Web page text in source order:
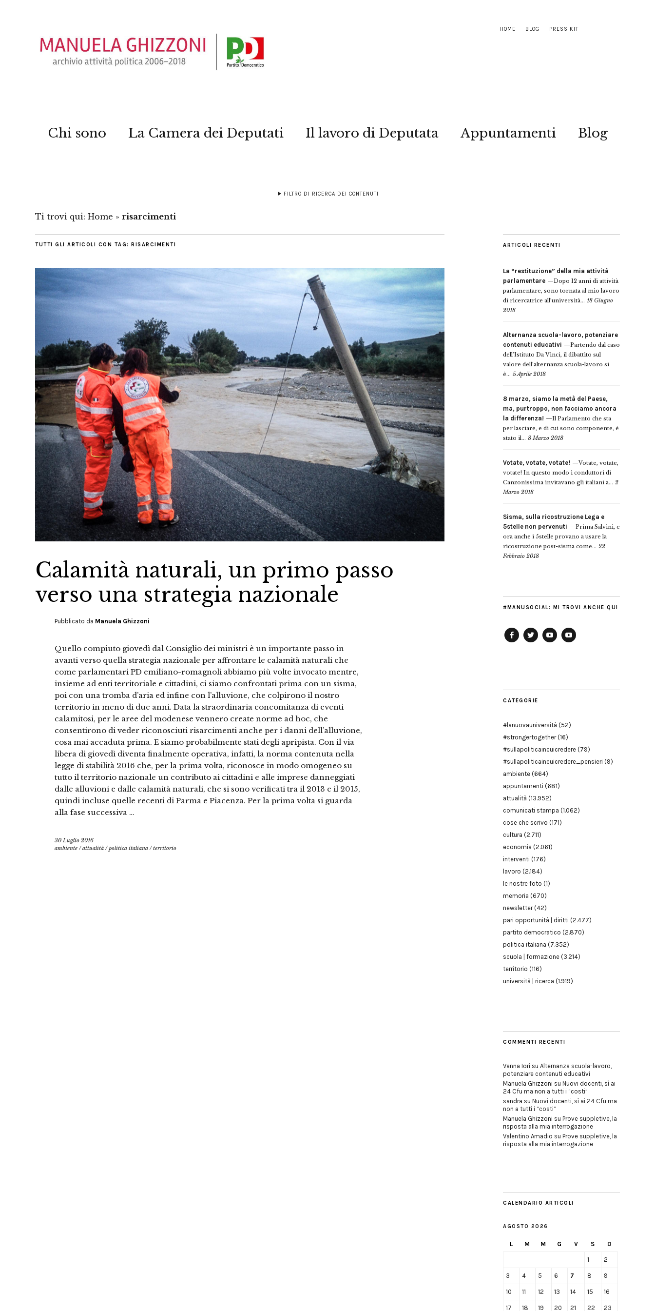
HOME BLOG PRESS KIT
Chi sono La Camera dei Deputati Il lavoro di Deputata Appuntamenti Blog
FILTRO DI RICERCA DEI CONTENUTI
Ti trovi qui: Home » risarcimenti
TUTTI GLI ARTICOLI CON TAG: RISARCIMENTI
Calamità naturali, un primo passo
verso una strategia nazionale
Pubblicato da Manuela Ghizzoni
Quello compiuto giovedì dal Consiglio dei ministri è un importante passo in
avanti verso quella strategia nazionale per affrontare le calamità naturali che
come parlamentari PD emiliano-romagnoli abbiamo più volte invocato mentre,
insieme ad enti territoriale e cittadini, ci siamo confrontati prima con un sisma,
poi con una tromba d’aria ed infine con l’alluvione, che colpirono il nostro
territorio in meno di due anni. Data la straordinaria concomitanza di eventi
calamitosi, per le aree del modenese vennero create norme ad hoc, che
consentirono di veder riconosciuti risarcimenti anche per i danni dell’alluvione,
cosa mai accaduta prima. E siamo probabilmente stati degli apripista. Con il via
libera di giovedì diventa finalmente operativa, infatti, la norma contenuta nella
legge di stabilità 2016 che, per la prima volta, riconosce in modo omogeneo su
tutto il territorio nazionale un contributo ai cittadini e alle imprese danneggiati
dalle alluvioni e dalle calamità naturali, che si sono verificati tra il 2013 e il 2015,
quindi incluse quelle recenti di Parma e Piacenza. Per la prima volta si guarda
alla fase successiva …
30 Luglio 2016
ambiente /attualità /politica italiana /territorio
ARTICOLI RECENTI
La “restituzione” della mia attività
parlamentare
Dopo 12 anni di attività
parlamentare, sono tornata al mio lavoro
di ricercatrice all’università... 18 Giugno
2018
Alternanza scuola-lavoro, potenziare
contenuti educativi
Partendo dal caso
dell’Istituto Da Vinci, il dibattito sul
valore dell’alternanza scuola-lavoro si
è... 5 Aprile 2018
8 marzo, siamo la metà del Paese,
ma, purtroppo, non facciamo ancora
la differenza!
Il Parlamento che sta
per lasciare, e di cui sono componente, è
stato il... 8 Marzo 2018
Votate, votate, votate!
Votate, votate,
votate! In questo modo i conduttori di
Canzonissima invitavano gli italiani a... 2
Marzo 2018
Sisma, sulla ricostruzione Lega e
5stelle non pervenuti
Prima Salvini, e
ora anche i 5stelle provano a usare la
ricostruzione post-sisma come... 22
Febbraio 2018
#MANUSOCIAL: MI TROVI ANCHE QUI
CATEGORIE
#lanuovauniversità (52)
#strongertogether(16)
#sullapoliticaincuicredere (79)
#sullapoliticaincuicredere_pensieri (9)
ambiente (664)
appuntamenti (681)
attualità (13.952)
comunicati stampa (1.062)
cose che scrivo (171)
cultura (2.711)
economia (2.061)
interventi (176)
lavoro (2.184)
le nostre foto (1)
memoria (670)
newsletter(42)
pari opportunità | diritti (2.477)
partito democratico (2.870)
politica italiana (7.352)
scuola | formazione (3.214)
territorio (116)
università | ricerca (1.919)
COMMENTI RECENTI
Vanna Iori su Alternanza scuola-lavoro,
potenziare contenuti educativi
Manuela Ghizzoni su Nuovi docenti, sì ai
24 Cfu ma non a tutti i “costi”
sandra su Nuovi docenti, sì ai 24 Cfu ma
non a tutti i “costi”
Manuela Ghizzoni su Prove suppletive, la
risposta alla mia interrogazione
Valentino Amadio su Prove suppletive, la
risposta alla mia interrogazione
CALENDARIO ARTICOLI
AGOSTO 2026
L M M G V S D
1 2
3 4 5 6 7 8 9
10 11 12 13 14 15 16
17 18 19 20 21 22 23